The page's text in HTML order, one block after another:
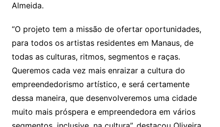
Almeida.
“O projeto tem a missão de ofertar oportunidades,
para todos os artistas residentes em Manaus, de
todas as culturas, ritmos, segmentos e raças.
Queremos cada vez mais enraizar a cultura do
empreendedorismo artístico, e será certamente
dessa maneira, que desenvolveremos uma cidade
muito mais próspera e empreendedora em vários